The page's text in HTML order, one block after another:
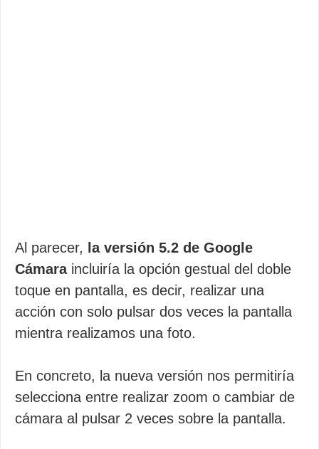
Al parecer,
la versión 5.2 de Google
Cámaraincluiría la opción gestual del doble
toque en pantalla, es decir, realizar una
acción con solo pulsar dos veces la pantalla
mientra realizamos una foto.
En concreto, la nueva versión nos permitiría
selecciona entre realizar zoom o cambiar de
cámara al pulsar 2 veces sobre la pantalla.